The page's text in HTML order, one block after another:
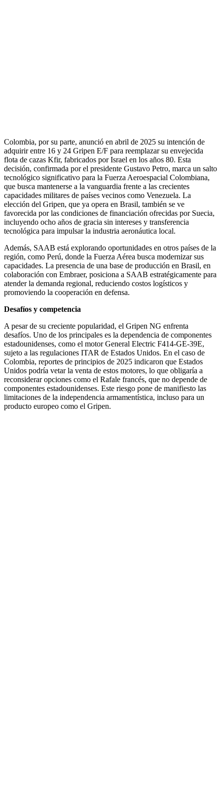
Colombia, por su parte, anunció en abril de 2025 su intención de
adquirir entre 16 y 24 Gripen E/F para reemplazar su envejecida
flota de cazas Kfir, fabricados por Israel en los años 80. Esta
decisión, confirmada por el presidente Gustavo Petro, marca un salto
tecnológico significativo para la Fuerza Aeroespacial Colombiana,
que busca mantenerse a la vanguardia frente a las crecientes
capacidades militares de países vecinos como Venezuela. La
elección del Gripen, que ya opera en Brasil, también se ve
favorecida por las condiciones de financiación ofrecidas por Suecia,
incluyendo ocho años de gracia sin intereses y transferencia
tecnológica para impulsar la industria aeronáutica local.
Además, SAAB está explorando oportunidades en otros países de la
región, como Perú, donde la Fuerza Aérea busca modernizar sus
capacidades. La presencia de una base de producción en Brasil, en
colaboración con Embraer, posiciona a SAAB estratégicamente para
atender la demanda regional, reduciendo costos logísticos y
promoviendo la cooperación en defensa.
Desafíos y competencia
A pesar de su creciente popularidad, el Gripen NG enfrenta
desafíos. Uno de los principales es la dependencia de componentes
estadounidenses, como el motor General Electric F414-GE-39E,
sujeto a las regulaciones ITAR de Estados Unidos. En el caso de
Colombia, reportes de principios de 2025 indicaron que Estados
Unidos podría vetar la venta de estos motores, lo que obligaría a
reconsiderar opciones como el Rafale francés, que no depende de
componentes estadounidenses. Este riesgo pone de manifiesto las
limitaciones de la independencia armamentística, incluso para un
producto europeo como el Gripen.